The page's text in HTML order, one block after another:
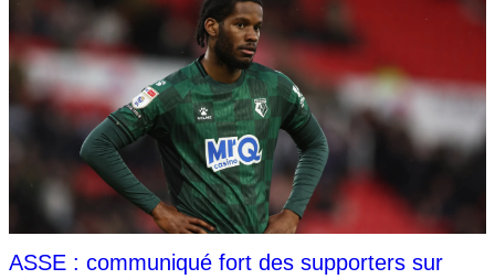
ASSE : communiqué fort des supporters sur